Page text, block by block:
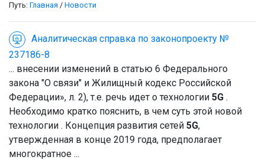
Путь: Главная / Новости
Аналитическая справка по законопроекту №
237186-8
... внесении изменений в статью 6 Федерального
закона "О связи" и Жилищный кодекс Российской
Федерации», л. 2), т.е. речь идет о технологии 5G .
Необходимо кратко пояснить, в чем суть этой новой
технологии . Концепция развития сетей 5G,
утвержденная в конце 2019 года, предполагает
многократное ...